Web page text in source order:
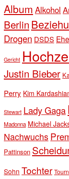
Album Alkohol
Berlin
Drogen DSDS Ehe
Gericht
Justin Bieber
Perry Kim
Stewart Lady Gaga
Madonna Michael
Nachwuchs
Pattinson
Sohn Tochter